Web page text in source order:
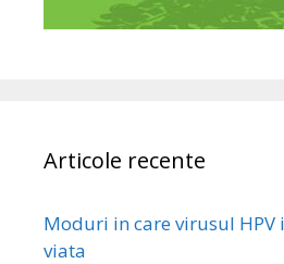
Articole recente
Moduri in care virusul HPV
viata